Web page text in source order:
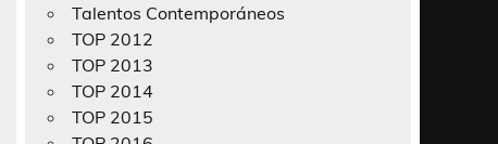
Talentos Contemporáneos
TOP 2012
TOP 2013
TOP 2014
TOP 2015